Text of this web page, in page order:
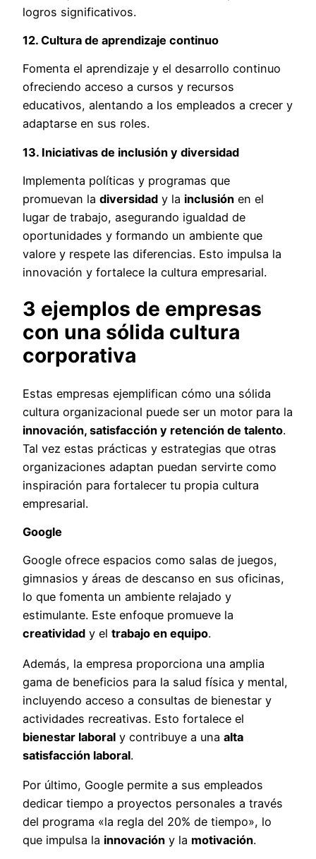
logros significativos.
12. Cultura de aprendizaje continuo
Fomenta el aprendizaje y el desarrollo continuo
ofreciendo acceso a cursos y recursos
educativos, alentando a los empleados a crecer y
adaptarse en sus roles.
13. Iniciativas de inclusión y diversidad
Implementa políticas y programas que
promuevan la diversidad y la inclusión en el
lugar de trabajo, asegurando igualdad de
oportunidades y formando un ambiente que
valore y respete las diferencias. Esto impulsa la
innovación y fortalece la cultura empresarial.
3 ejemplos de empresas
con una sólida cultura
corporativa
Estas empresas ejemplifican cómo una sólida
cultura organizacional puede ser un motor para la
innovación, satisfacción y retención de talento.
Tal vez estas prácticas y estrategias que otras
organizaciones adaptan puedan servirte como
inspiración para fortalecer tu propia cultura
empresarial.
Google
Google ofrece espacios como salas de juegos,
gimnasios y áreas de descanso en sus oficinas,
lo que fomenta un ambiente relajado y
estimulante. Este enfoque promueve la
creatividad y el trabajo en equipo.
Además, la empresa proporciona una amplia
gama de beneficios para la salud física y mental,
incluyendo acceso a consultas de bienestar y
actividades recreativas. Esto fortalece el
bienestar laboral y contribuye a una alta
satisfacción laboral.
Por último, Google permite a sus empleados
dedicar tiempo a proyectos personales a través
del programa «la regla del 20% de tiempo», lo
que impulsa la innovación y la motivación.